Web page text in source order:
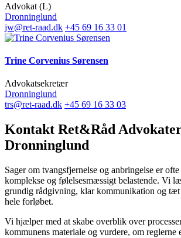
Advokat (L)
Dronninglund
jw@ret-raad.dk +45 69 16 33 01
Trine Corvenius Sørensen
Advokatsekretær
Dronninglund
trs@ret-raad.dk +45 69 16 33 03
Kontakt Ret&Råd
Dronninglund
Sager om tvangsfjernelse og anbringelse er
komplekse og følelsesmæssigt belastende. Vi
grundig rådgivning, klar kommunikation og
hele forløbet.
Vi hjælper med at skabe overblik over
kommunens materiale og vurdere, om reglerne